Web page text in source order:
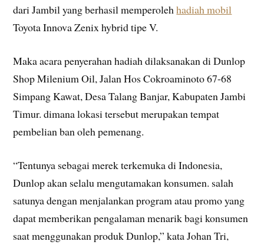
dari Jambil yang berhasil memperolehhadiah mobil
Toyota Innova Zenix hybrid tipe V.
Maka acara penyerahan hadiah dilaksanakan di Dunlop
Shop Milenium Oil, Jalan Hos Cokroaminoto 67-68
Simpang Kawat, Desa Talang Banjar, Kabupaten Jambi
Timur. dimana lokasi tersebut merupakan tempat
pembelian ban oleh pemenang.
“Tentunya sebagai merek terkemuka di Indonesia,
Dunlop akan selalu mengutamakan konsumen. salah
satunya dengan menjalankan program atau promo yang
dapat memberikan pengalaman menarik bagi konsumen
saat menggunakan produk Dunlop,” kata Johan Tri,